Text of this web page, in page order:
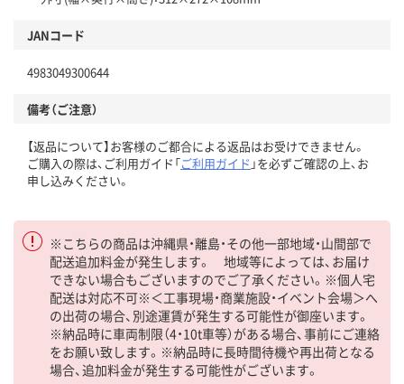
JANコード
4983049300644
備考（ご注意）
【返品について】お客様のご都合による返品はお受けできません。
ご購入の際は、ご利用ガイド「ご利用ガイド 」を必ずご確認の上、お
申し込みください。
※こちらの商品は沖縄県・離島・その他一部地域・山間部で
配送追加料金が発生します。 地域等によっては、お届け
できない場合もございますのでご了承ください。※個人宅
配送は対応不可※＜工事現場・商業施設・イベント会場＞へ
の出荷の場合、別途運賃が発生する可能性が御座います。
※納品時に車両制限（4・10t車等）がある場合、事前にご連絡
をお願い致します。※納品時に長時間待機や再出荷となる
場合、追加料金が発生する可能性がございます。